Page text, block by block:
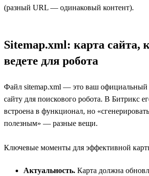
(разный URL — одинаковый контент).
Sitemap.xml: карта сайта,
ведете для робота
Файл sitemap.xml — это ваш официальный
сайту для поискового робота. В Битрикс
встроена в функционал, но
полезным» — разные вещи.
Ключевые моменты для эффективной
Актуальность. Карта должна